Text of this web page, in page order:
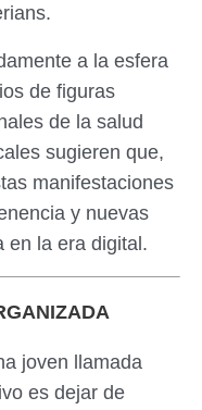
a la esfera
de figuras
de la salud
sugieren que,
manifestaciones
y nuevas
en la era digital.
joven llamada
es dejar de